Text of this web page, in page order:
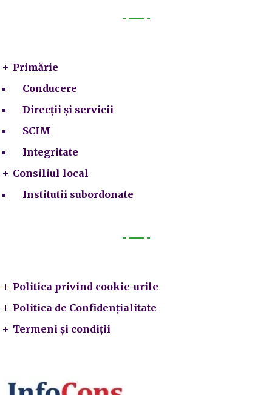
Primărie
Conducere
Direcții și servicii
SCIM
Integritate
Consiliul local
Institutii subordonate
Politica privind cookie-urile
Politica de Confidențialitate
Termeni și condiții